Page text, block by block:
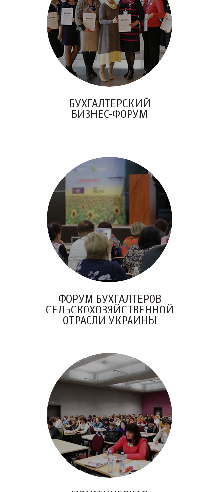
БУХГАЛТЕРСКИЙ
БИЗНЕС-ФОРУМ
ФОРУМ БУХГАЛТЕРОВ
СЕЛЬСКОХОЗЯЙСТВЕННОЙ
ОТРАСЛИ УКРАИНЫ